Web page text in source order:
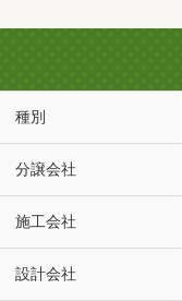
種別
分譲会社
施工会社
設計会社